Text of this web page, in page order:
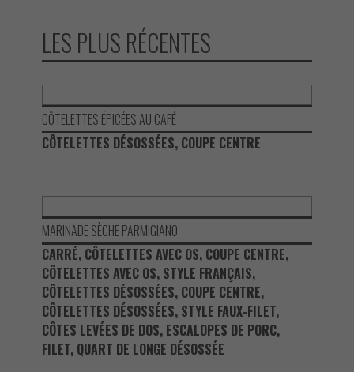
LES PLUS RÉCENTES
CÔTELETTES ÉPICÉES AU CAFÉ
CÔTELETTES DÉSOSSÉES, COUPE CENTRE
MARINADE SÈCHE PARMIGIANO
CARRÉ, CÔTELETTES AVEC OS, COUPE CENTRE,
CÔTELETTES AVEC OS, STYLE FRANÇAIS,
CÔTELETTES DÉSOSSÉES, COUPE CENTRE,
CÔTELETTES DÉSOSSÉES, STYLE FAUX-FILET,
CÔTES LEVÉES DE DOS, ESCALOPES DE PORC,
FILET, QUART DE LONGE DÉSOSSÉE